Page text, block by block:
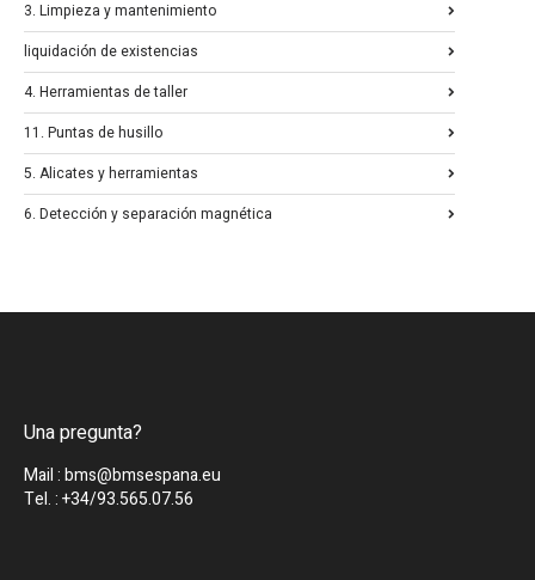
3. Limpieza y mantenimiento
liquidación de existencias
4. Herramientas de taller
11. Puntas de husillo
5. Alicates y herramientas
6. Detección y separación magnética
Una pregunta?
Mail : bms@bmsespana.eu
Tel. : +34/93.565.07.56